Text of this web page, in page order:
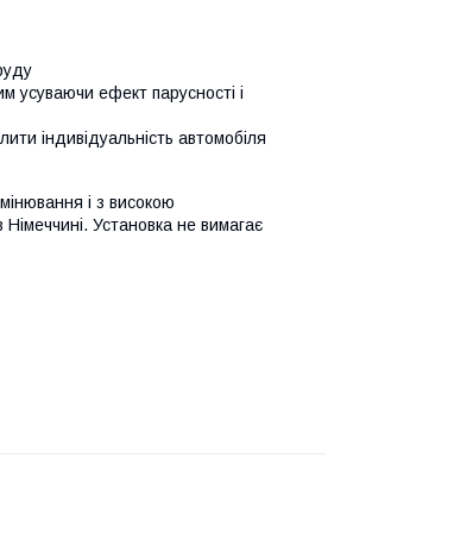
усуваючи ефект парусності і
індивідуальність автомобіля
і з високою
Установка не вимагає